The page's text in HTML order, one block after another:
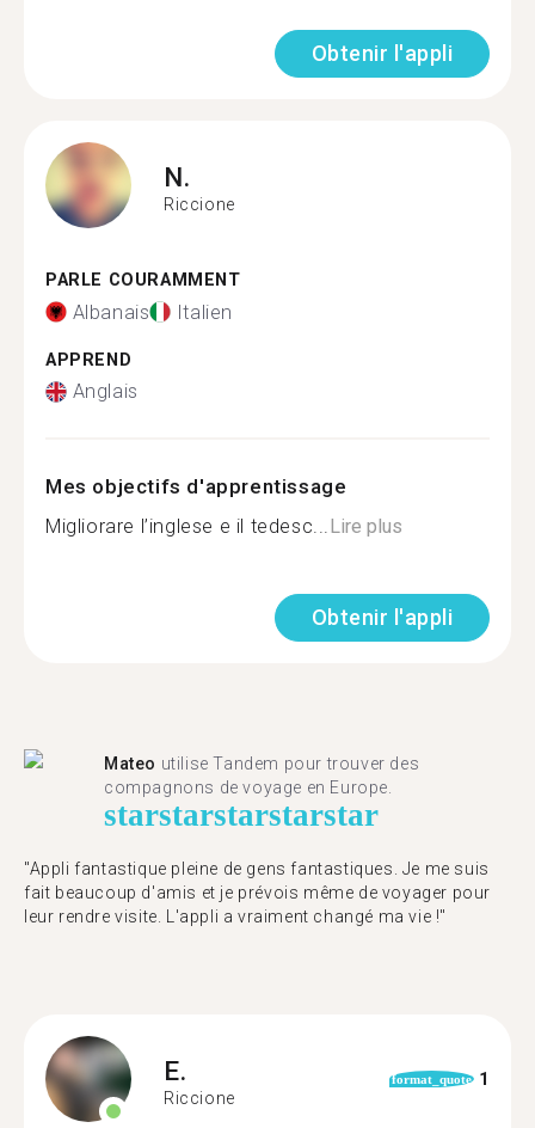
Obtenir l'appli
N.
Riccione
PARLE COURAMMENT
Albanais Italien
APPREND
Anglais
Mes objectifs d'apprentissage
Migliorare l’inglese e il tedesc...Lire plus
Obtenir l'appli
Mateo utilise Tandem pour trouver des
compagnons de voyage en Europe.
starstarstarstarstar
"Appli fantastique pleine de gens fantastiques. Je me suis
fait beaucoup d'amis et je prévois même de voyager pour
leur rendre visite. L'appli a vraiment changé ma vie !"
E.
Riccione
format_quote 1